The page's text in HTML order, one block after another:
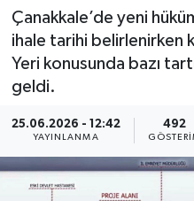
Çanakkale’de yeni
ihale tarihi belirlenirken
Yeri konusunda bazı
geldi.
25.06.2026 - 12:42
YAYINLANMA
492
Magazin
Resmi İlanlar
Sağlık
Haber Arşivi